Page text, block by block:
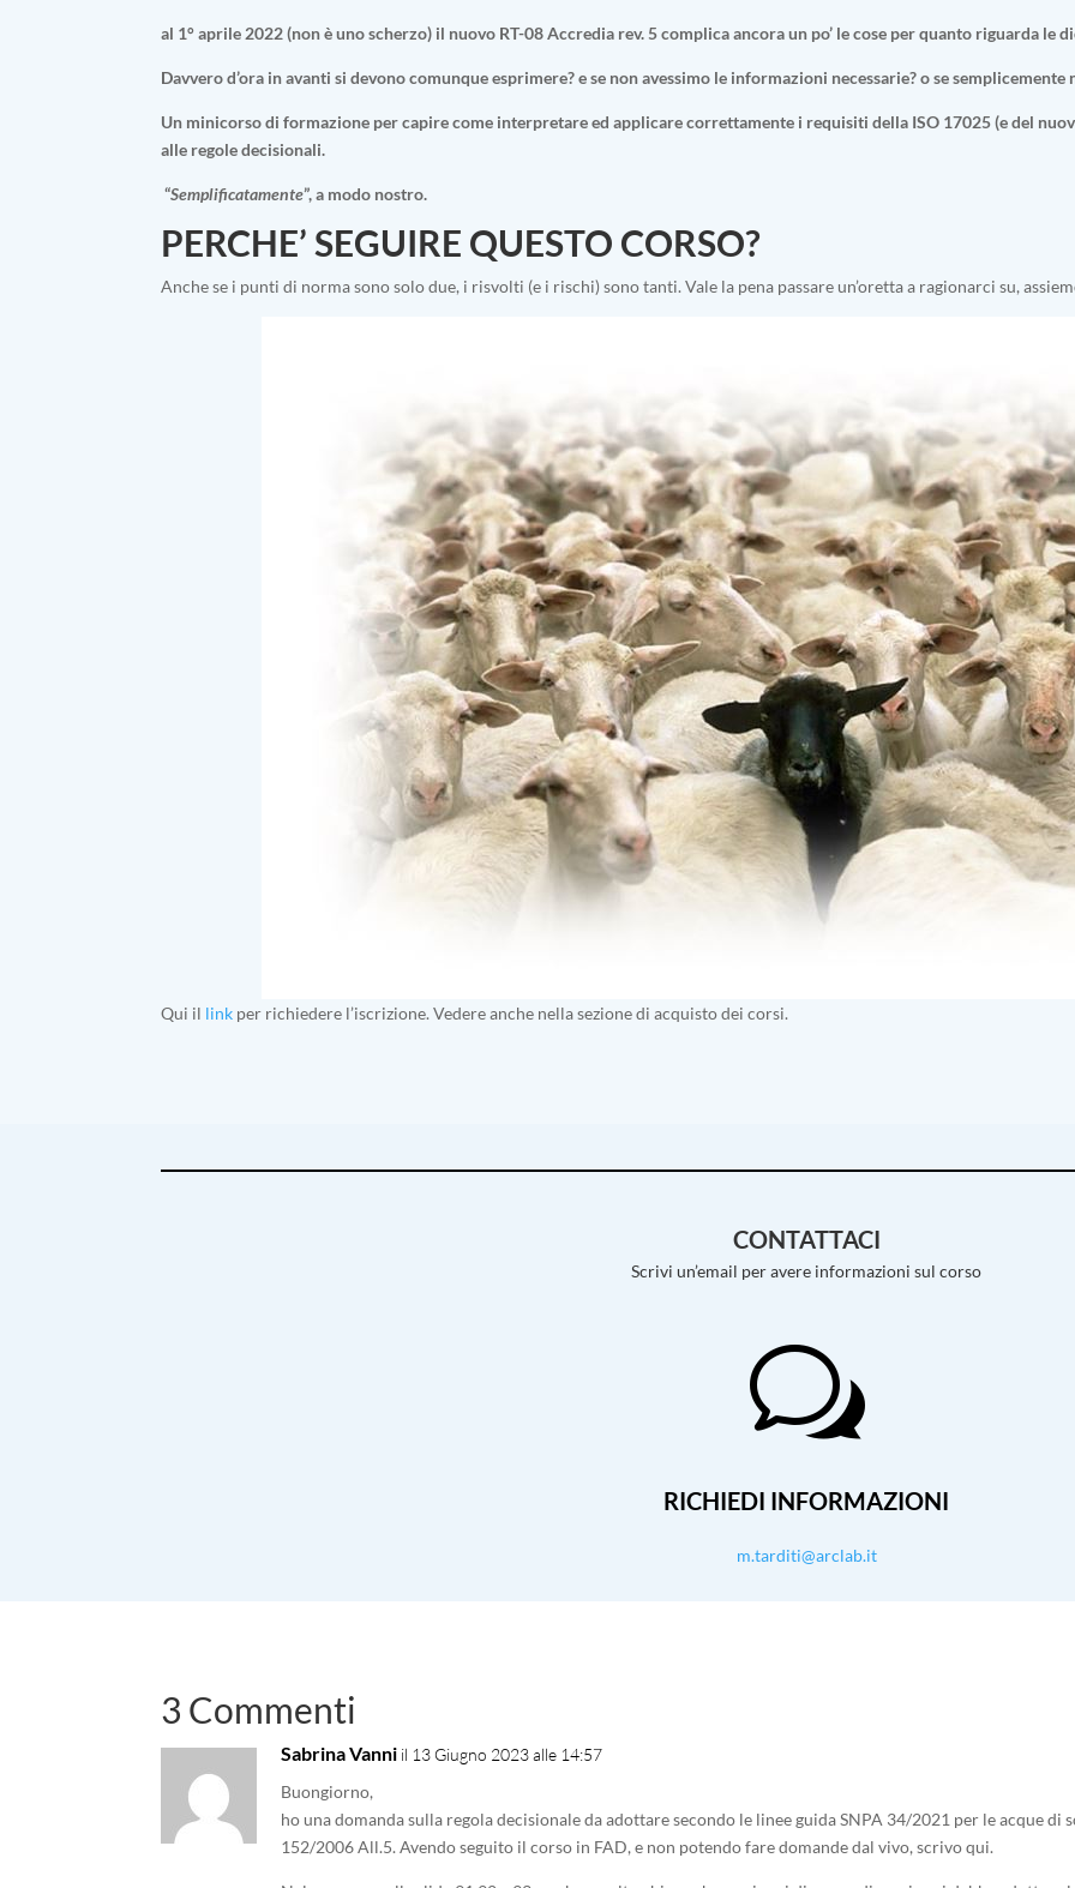
al 1° aprile 2022 (non è uno scherzo) il nuovo RT-08 Accredia rev. 5 complica ancora un po’ le cose per quanto riguarda le
Davvero d’ora in avanti si devono comunque esprimere? e se non avessimo le informazioni necessarie? o se
Un minicorso di formazione per capire come interpretare ed applicare correttamente i requisiti della ISO 17025 (e del
alle regole decisionali.
“Semplificatamente”, a modo nostro.
PERCHE’ SEGUIRE QUESTO CORSO?
Anche se i punti di norma sono solo due, i risvolti (e i rischi) sono tanti. Vale la pena passare un’oretta a ragionarci su,
​Qui il link per richiedere l’iscrizione. Vedere anche nella sezione di acquisto dei corsi.
CONTATTACI
Scrivi un’email per avere informazioni sul corso
w
RICHIEDI INFORMAZIONI
m.tarditi@arclab.it
3 Commenti
Sabrina Vanni il 13 Giugno 2023 alle 14:57
Buongiorno,
ho una domanda sulla regola decisionale da adottare secondo le linee guida SNPA 34/2021 per le acque di
152/2006 All.5. Avendo seguito il corso in FAD, e non potendo fare domande dal vivo, scrivo qui.